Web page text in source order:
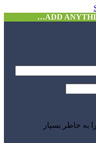
ADD
به خاطر بسپار